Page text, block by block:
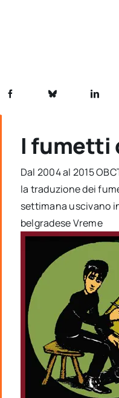
I fumetti
Dal 2004 al 2015
la traduzione dei
settimana uscivano
belgradese Vreme